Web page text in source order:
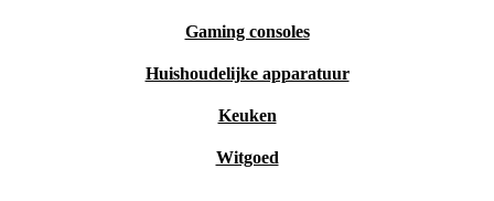
Gaming consoles
Huishoudelijke apparatuur
Keuken
Witgoed